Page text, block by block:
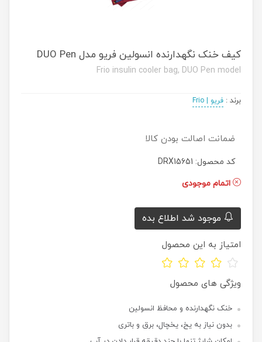
کیف خنک نگهدارنده انسولین فریو مدل DUO Pen
Frio insulin cooler bag, DUO Pen model
برند : فریو | Frio
ضمانت اصالت بودن کالا
کد محصول: DRX15651
اتمام موجودی
موجود شد اطلاع بده
امتیاز به این محصول
ویژگی های محصول
خنک نگهدارنده و محافظ انسولین
بدون نیاز به یخ، یخچال، برق و باتری